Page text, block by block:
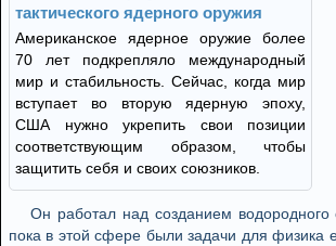
тактического ядерного оружия
Американское ядерное оружие более
70 лет подкрепляло международный
мир и стабильность. Сейчас, когда мир
вступает во вторую ядерную эпоху,
США нужно укрепить свои позиции
соответствующим образом, чтобы
защитить себя и своих союзников.
Он работал над созданием водородного
пока в этой сфере были задачи для физика